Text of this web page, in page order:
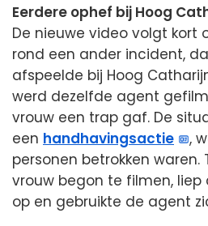
Eerdere ophef bij Hoog
De nieuwe video volgt kort
rond een ander incident,
afspeelde bij Hoog
werd dezelfde agent
vrouw een trap gaf. De
een handhavingsactie
,
personen betrokken waren.
vrouw begon te filmen,
op en gebruikte de agent